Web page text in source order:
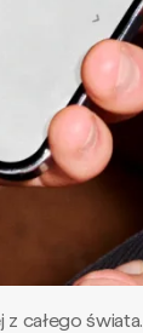
całego świata.